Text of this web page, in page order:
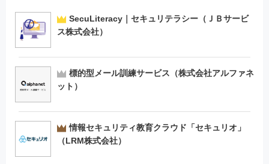
SecuLiteracy｜セキュリテラシー（ＪＢサービ
ス株式会社）
標的型メール訓練サービス（株式会社アルファネ
ット）
情報セキュリティ教育クラウド「セキュリオ」
（LRM株式会社）